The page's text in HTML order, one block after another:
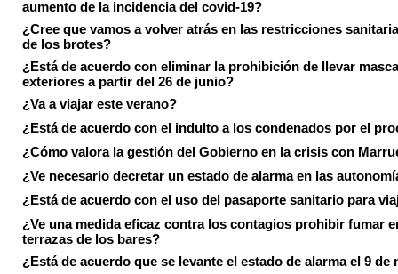
aumento de la incidencia del covid-19?
¿Cree que vamos a volver atrás en las restricciones
de los brotes?
¿Está de acuerdo con eliminar la prohibición de llevar
exteriores a partir del 26 de junio?
¿Va a viajar este verano?
¿Está de acuerdo con el indulto a los condenados por el
¿Cómo valora la gestión del Gobierno en la crisis con
¿Ve necesario decretar un estado de alarma en las
¿Está de acuerdo con el uso del pasaporte sanitario para
¿Ve una medida eficaz contra los contagios prohibir fumar
terrazas de los bares?
¿Está de acuerdo que se levante el estado de alarma el 9 de